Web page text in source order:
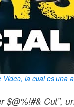
la cual es una
$@%!#& Cut”,